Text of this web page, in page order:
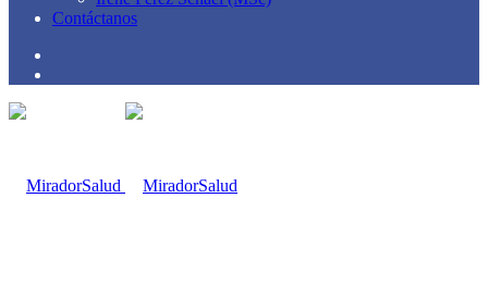
Contáctanos